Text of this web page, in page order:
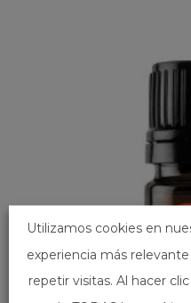
Utilizamos cookies en
experiencia más
repetir visitas. Al hacer